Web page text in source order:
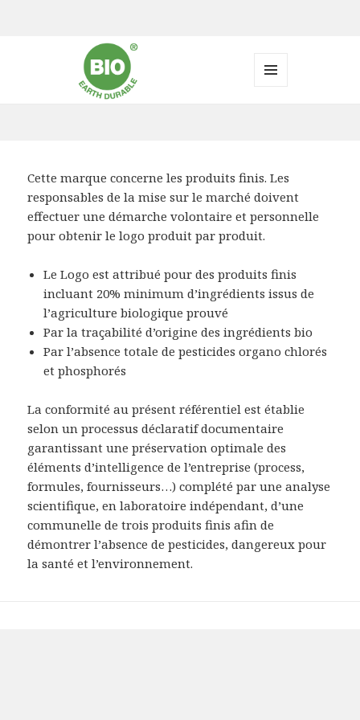
Cette marque concerne les produits finis. Les
responsables de la mise sur le marché doivent
effectuer une démarche volontaire et personnelle
pour obtenir le logo produit par produit.
Le Logo est attribué pour des produits finis
incluant 20% minimum d’ingrédients issus de
l’agriculture biologique prouvé
Par la traçabilité d’origine des ingrédients bio
Par l’absence totale de pesticides organo chlorés
et phosphorés
La conformité au présent référentiel est établie
selon un processus déclaratif documentaire
garantissant une préservation optimale des
éléments d’intelligence de l’entreprise (process,
formules, fournisseurs…) complété par une analyse
scientifique, en laboratoire indépendant, d’une
communelle de trois produits finis afin de
démontrer l’absence de pesticides, dangereux pour
la santé et l’environnement.